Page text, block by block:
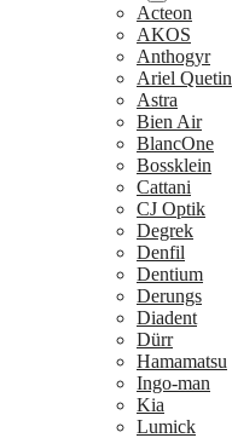
Acteon
AKOS
Anthogyr
Ariel Quetin
Astra
Bien Air
BlancOne
Bossklein
Cattani
CJ Optik
Degrek
Denfil
Dentium
Derungs
Diadent
Dürr
Hamamatsu
Ingo-man
Kia
Lumick